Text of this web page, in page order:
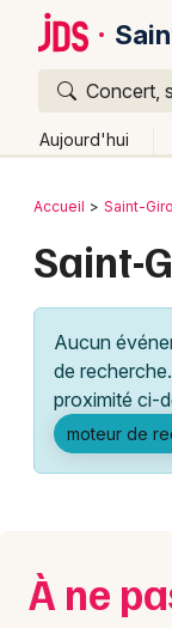
Concert,
Aujourd'hui
Publier
Grands
Activité &
Spectacles
Bordeaux
Lille
Lyon
Marseille
Nantes
Retour
Accueil Saint-
Saint-
Aucun
de
proximité ci-
moteur de
À ne
Quoi ?
Où ?
Partout
Près
Quand ?